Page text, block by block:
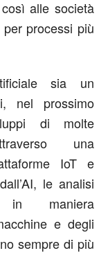
alle società
processi più
sia un
nel prossimo
di molte
una
IoT e
le analisi
in maniera
e degli
sempre di più